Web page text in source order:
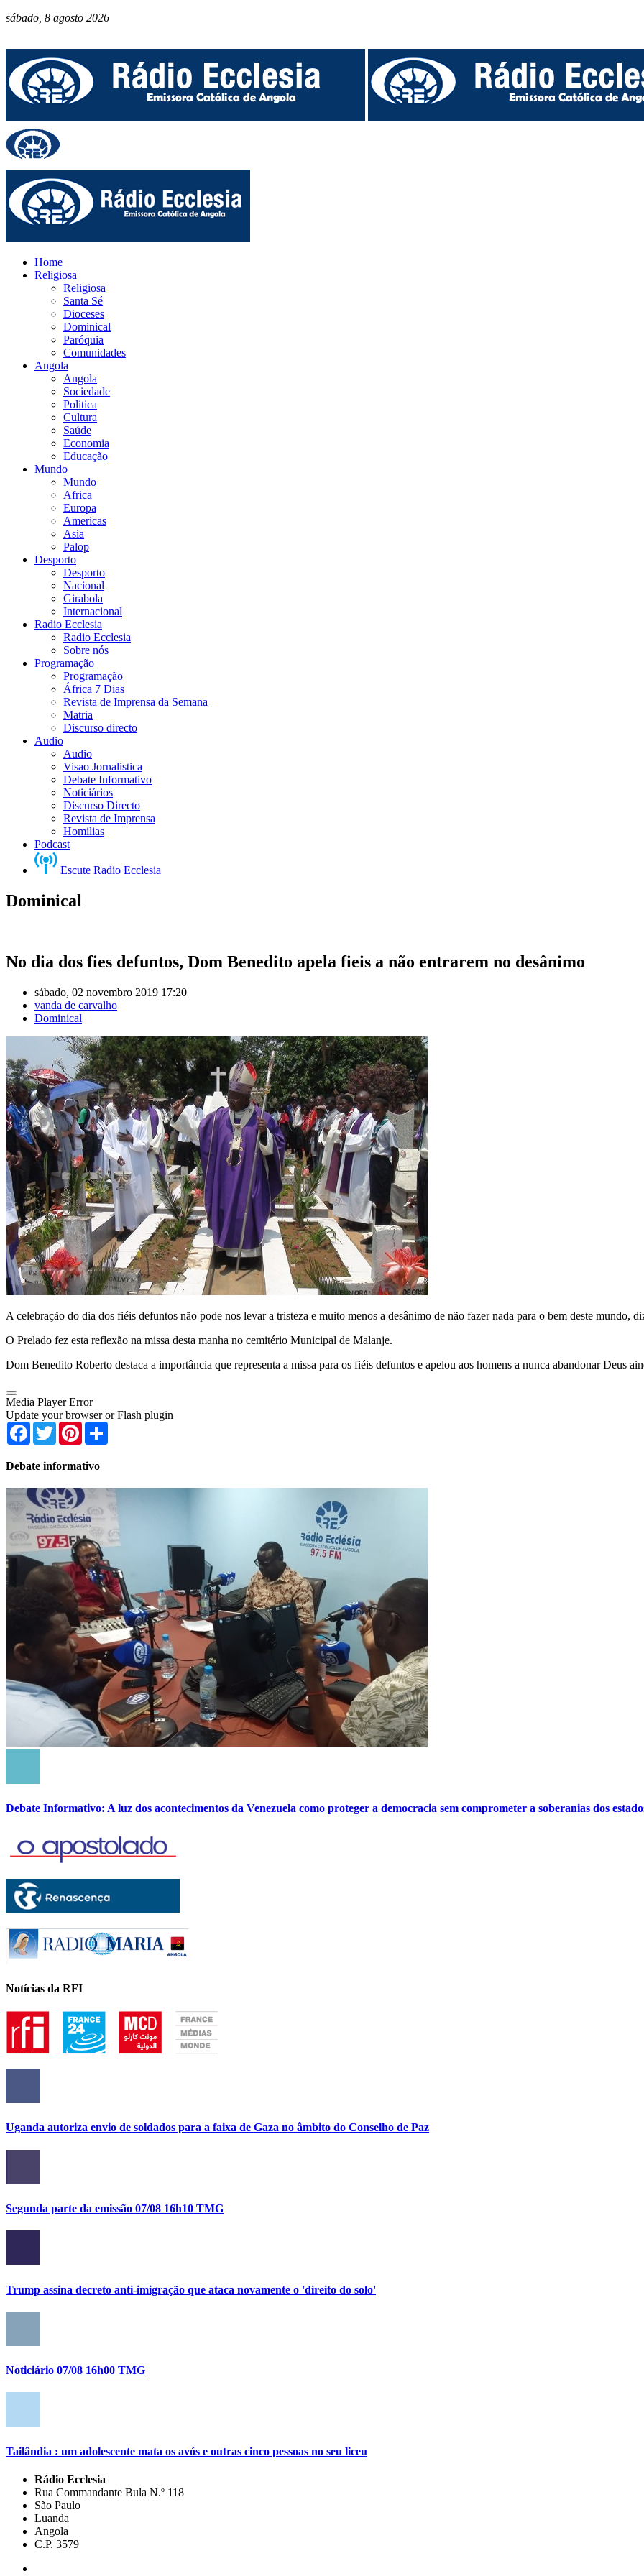
sábado, 8 agosto 2026
Home
Religiosa
Religiosa
Santa Sé
Dioceses
Dominical
Paróquia
Comunidades
Angola
Angola
Sociedade
Politica
Cultura
Saúde
Economia
Educação
Mundo
Mundo
Africa
Europa
Americas
Asia
Palop
Desporto
Desporto
Nacional
Girabola
Internacional
Radio Ecclesia
Radio Ecclesia
Sobre nós
Programação
Programação
África 7 Dias
Revista de Imprensa da Semana
Matria
Discurso directo
Audio
Audio
Visao Jornalistica
Debate Informativo
Noticiários
Discurso Directo
Revista de Imprensa
Homilias
Podcast
Escute Radio Ecclesia
Dominical
No dia dos fies defuntos, Dom Benedito apela fieis a não entrarem no desânimo
sábado, 02 novembro 2019 17:20
vanda de carvalho
Dominical
A celebração do dia dos fiéis defuntos não pode nos levar a tristeza e muito menos a desânimo de não fazer nada para o bem deste
O Prelado fez esta reflexão na missa desta manha no cemitério Municipal de Malanje.
Dom Benedito Roberto destaca a importância que representa a missa para os fiéis defuntos e apelou aos homens a nunca abandonar Deus
Media Player Error
Update your browser or Flash plugin
Facebook
TwitterPinterest
Debate informativo
Debate Informativo: A luz dos acontecimentos da Venezuela como proteger a democracia sem comprometer a soberanias dos
Notícias da RFI
Uganda autoriza envio de soldados para a faixa de Gaza no âmbito do Conselho de Paz
Segunda parte da emissão 07/08 16h10 TMG
Trump assina decreto anti-imigração que ataca novamente o 'direito do solo'
Noticiário 07/08 16h00 TMG
Tailândia : um adolescente mata os avós e outras cinco pessoas no seu liceu
Rádio Ecclesia
Rua Commandante Bula N.º 118
São Paulo
Luanda
Angola
C.P. 3579